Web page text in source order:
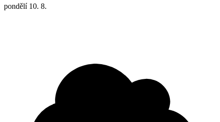
pondělí 10. 8.